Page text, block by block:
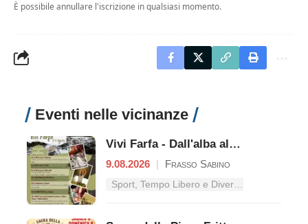
È possibile annullare l'iscrizione in qualsiasi momento.
Eventi nelle vicinanze
Vivi Farfa - Dall'alba al tramonto
9.08.2026 | Frasso Sabino
Sport, Tempo Libero e Divertimento nel Lazio